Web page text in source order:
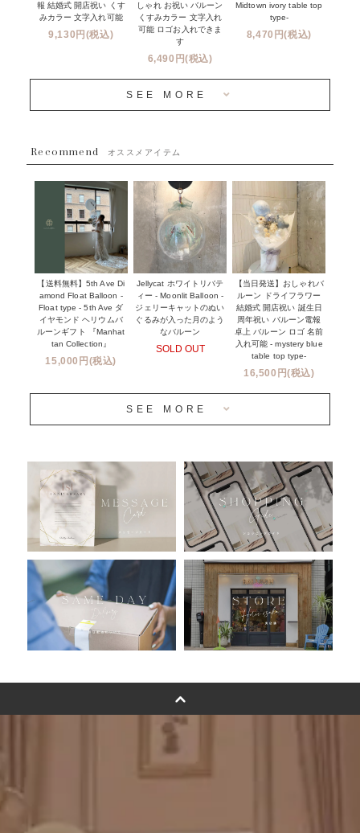
オプション
成人式・卒業式・入学式バルーンブーケ
新商品
~３０００円
~５５００円
１１０００円以上
NEW YORK MIND - ニューヨークスタイルバルーン
※コンフェッティバルーン -プリント内容-
コンフェッティバルーンについて
ハワイウェディングサービス
企業・法人様
ウェディングコンフェッティバルーン特集
実店舗について -大阪 堀江店・名古屋 星ヶ丘店・滋賀 配送
センター店・沖縄 嘉手納基地店-
プリントサービス
前撮り写真バルーン特集
姉妹店＆関連ショップについて
安心のチャビーバルーン
おすすめ商品
バルーン自動販売機
浮くバルーンオーダーメイド - coming soonn -
卓上バルーンオーダーメイド
ムーンリットバルーンについて
その他オーダーメイド
バルーンフラワーブーケについて
プリントフォント詳細＆使用例
報 結婚式 開店祝い くす
みカラー 文字入れ可能
9,130円(税込)
しゃれ お祝い バルーン
くすみカラー 文字入れ
可能 ロゴお入れできま
す
6,490円(税込)
Midtown ivory table top
type-
8,470円(税込)
SEE MORE
Recommend オススメアイテム
【送料無料】5th Ave Di
amond Float Balloon -
Float type - 5th Ave ダ
イヤモンド ヘリウムバ
ルーンギフト 『Manhat
tan Collection』
15,000円(税込)
Jellycat ホワイトリバテ
ィー - Moonlit Balloon -
ジェリーキャットのぬい
ぐるみが入った月のよう
なバルーン
SOLD OUT
【当日発送】おしゃれバ
ルーン ドライフラワー
結婚式 開店祝い 誕生日
周年祝い バルーン電報
卓上 バルーン ロゴ 名前
入れ可能 - mystery blue
table top type-
16,500円(税込)
SEE MORE